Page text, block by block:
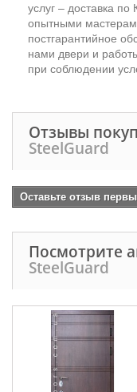
услуг – доставка по
опытными
постгарантийное
нами двери и
при соблюдении
Отзывы
SteelGuard
Оставьте отзыв
Посмотрите
SteelGuard